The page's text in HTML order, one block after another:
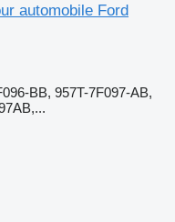
automobile Ford
BB, 957T-7F097-AB,